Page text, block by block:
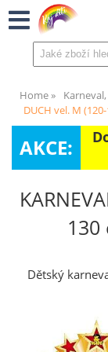
Home
DUCH vel. M
AKCE:
130
Dětský